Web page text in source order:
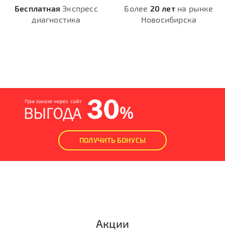
Бесплатная Экспресс
диагностика
Более 20 летна рынке
Новосибирска
ПОЛУЧИТЬ БОНУСЫ
Акции